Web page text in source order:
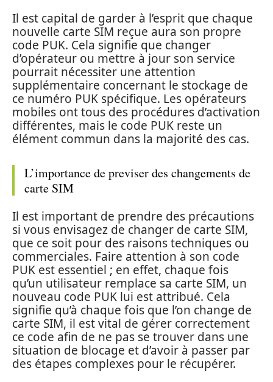
Il est capital de garder à l’esprit que chaque
nouvelle carte SIM reçue aura son propre
code PUK. Cela signifie que changer
d’opérateur ou mettre à jour son service
pourrait nécessiter une attention
supplémentaire concernant le stockage de
ce numéro PUK spécifique. Les opérateurs
mobiles ont tous des procédures d’activation
différentes, mais le code PUK reste un
élément commun dans la majorité des cas.
L’importance de previser des changements de
carte SIM
Il est important de prendre des précautions
si vous envisagez de changer de carte SIM,
que ce soit pour des raisons techniques ou
commerciales. Faire attention à son code
PUK est essentiel ; en effet, chaque fois
qu’un utilisateur remplace sa carte SIM, un
nouveau code PUK lui est attribué. Cela
signifie qu’à chaque fois que l’on change de
carte SIM, il est vital de gérer correctement
ce code afin de ne pas se trouver dans une
situation de blocage et d’avoir à passer par
des étapes complexes pour le récupérer.